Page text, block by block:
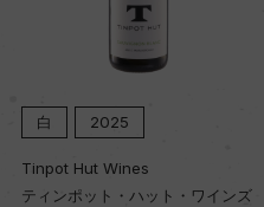
ット・ワインズ
Tinpot Hut Wines
ティンポット・